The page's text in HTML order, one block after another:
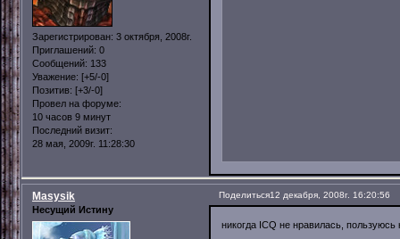
Зарегистрирован: 3 октября, 2008г.
Приглашений: 0
Сообщений: 133
Уважение: [+5/-0]
Позитив: [+3/-0]
Провел на форуме:
10 часов 9 минут
Последний визит:
28 мая, 2009г. 11:28:30
Поделиться12 декабря, 2008г. 16:20:56
Masysik
Несущий Истину
никогда ICQ не нравилась, пользуюсь